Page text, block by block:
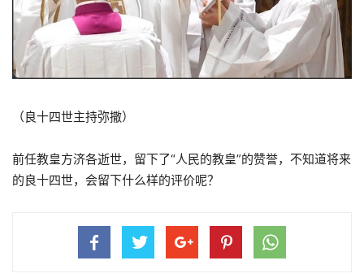
（良十四世主持弥撒）
前任教皇方济各逝世，留下了“人民的教皇”的赞誉，不知道将来
的良十四世，会留下什么样的评价呢？